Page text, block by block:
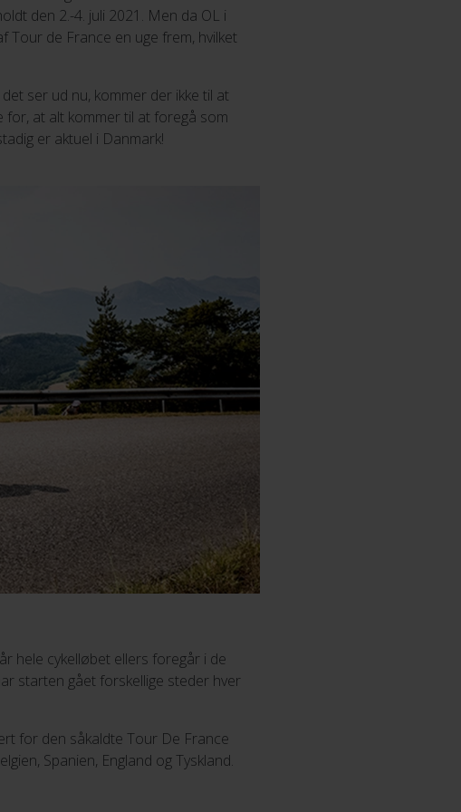
den 2.-4. juli 2021. Men da OL i
Tour de France en uge frem, hvilket
ser ud nu, kommer der ikke til at
at alt kommer til at foregå som
er aktuel i Danmark!
hele cykelløbet ellers foregår i de
starten gået forskellige steder hver
for den såkaldte Tour De France
Spanien, England og Tyskland.